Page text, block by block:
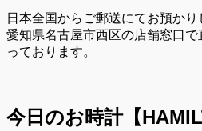
日本全国からご郵送にてお預かり
愛知県名古屋市西区の店舗窓口
っております。
今日のお時計【